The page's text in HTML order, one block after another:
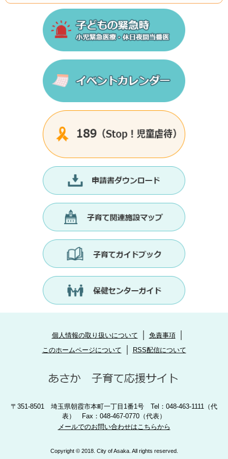
個人情報の取り扱いについて
免責事項
このホームページについて
RSS配信について
〒351-8501 埼玉県朝霞市本町一丁目1番1号 Tel：048-463-1111（代
表） Fax：048-467-0770（代表）
メールでのお問い合わせはこちらから
Copyright © 2018. City of Asaka. All rights reserved.